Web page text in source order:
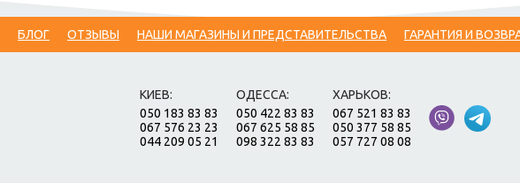
БЛОГ ОТЗЫВЫ НАШИ МАГАЗИНЫ И ПРЕДСТАВИТЕЛЬСТВА ГАРАНТИЯ И
КИЕВ:
050 183 83 83
067 576 23 23
044 209 05 21
ОДЕССА:
050 422 83 83
067 625 58 85
098 322 83 83
ХАРЬКОВ:
067 521 83 83
050 377 58 85
057 727 08 08